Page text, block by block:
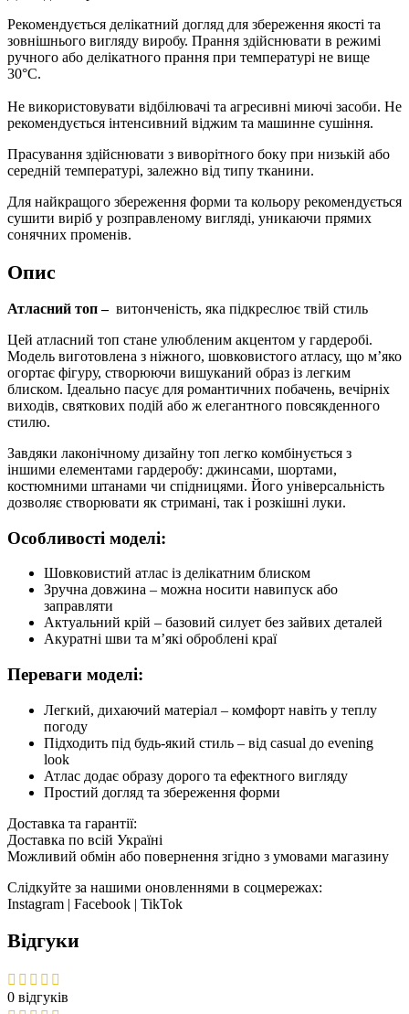
Рекомендується делікатний догляд для збереження якості та
зовнішнього вигляду виробу. Прання здійснювати в режимі
ручного або делікатного прання при температурі не вище
30°C.
Не використовувати відбілювачі та агресивні миючі засоби. Не
рекомендується інтенсивний віджим та машинне сушіння.
Прасування здійснювати з виворітного боку при низькій або
середній температурі, залежно від типу тканини.
Для найкращого збереження форми та кольору рекомендується
сушити виріб у розправленому вигляді, уникаючи прямих
сонячних променів.
Опис
Атласний топ – витонченість, яка підкреслює твій стиль
Цей атласний топ стане улюбленим акцентом у гардеробі.
Модель виготовлена з ніжного, шовковистого атласу, що м’яко
огортає фігуру, створюючи вишуканий образ із легким
блиском. Ідеально пасує для романтичних побачень, вечірніх
виходів, святкових подій або ж елегантного повсякденного
стилю.
Завдяки лаконічному дизайну топ легко комбінується з
іншими елементами гардеробу: джинсами, шортами,
костюмними штанами чи спідницями. Його універсальність
дозволяє створювати як стримані, так і розкішні луки.
Особливості моделі:
Шовковистий атлас із делікатним блиском
Зручна довжина – можна носити навипуск або
заправляти
Актуальний крій – базовий силует без зайвих деталей
Акуратні шви та м’які оброблені краї
Переваги моделі:
Легкий, дихаючий матеріал – комфорт навіть у теплу
погоду
Підходить під будь-який стиль – від casual до evening
look
Атлас додає образу дорого та ефектного вигляду
Простий догляд та збереження форми
Доставка та гарантії:
Доставка по всій Україні
Можливий обмін або повернення згідно з умовами магазину
Слідкуйте за нашими оновленнями в соцмережах:
Instagram | Facebook | TikTok
Відгуки
0 відгуків